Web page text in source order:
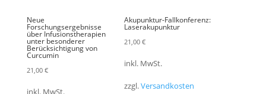
Neue
Forschungsergebnisse
über Infusionstherapien
unter besonderer
Berücksichtigung von
Curcumin
21,00 €
Akupunktur-Fallkonferenz:
Laserakupunktur
21,00 €
inkl. MwSt.
zzgl.Versandkosten